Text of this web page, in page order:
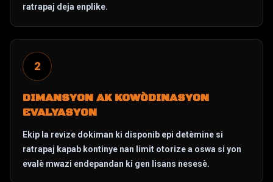
ratrapaj deja enplike.
2
DIMANSYON AK KOWÒDINASYON
EVALYASYON
Ekip la revize dokiman ki disponib epi detèmine si
ratrapaj kapab kontinye nan limit otorize a oswa si yon
evalè mwazi endepandan ki gen lisans nesesè.